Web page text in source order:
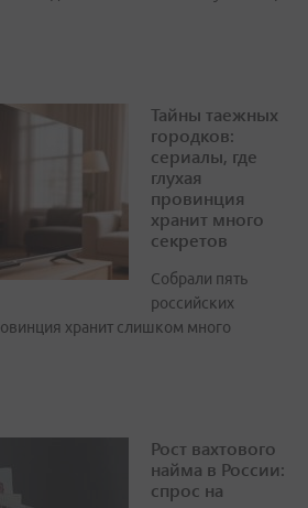
Тайны таежных
городков:
сериалы, где
глухая
провинция
хранит много
секретов
Собрали пять
российских
хранит слишком много
Рост вахтового
найма в России:
спрос на